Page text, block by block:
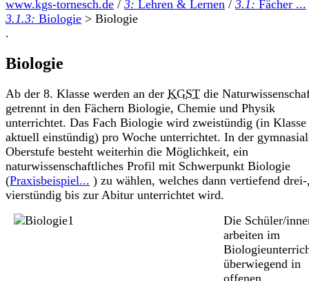
www.kgs-tornesch.de / 3: Lehren & Lernen / 3.1: Fächer ...
3.1.3: Biologie > Biologie
.
Biologie
Ab der 8. Klasse werden an der KGST die
getrennt in den Fächern Biologie, Chemie und Physik
unterrichtet. Das Fach Biologie wird zweistündig (in Klasse
aktuell einstündig) pro Woche unterrichtet. In der
Oberstufe besteht weiterhin die Möglichkeit, ein
naturwissenschaftliches Profil mit Schwerpunkt Biologie
(Praxisbeispiel... ) zu wählen, welches dann vertiefend
vierstündig bis zur Abitur unterrichtet wird.
Die Schüler/
arbeiten im
überwiegend in
offenen